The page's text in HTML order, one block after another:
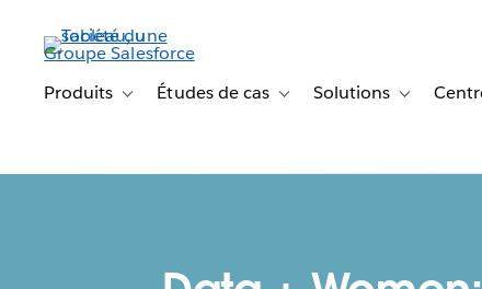
contenu
principalProduits Toggle sub-navigation for Produits
Études de cas Toggle sub-navigation for
Solutions Toggle sub-